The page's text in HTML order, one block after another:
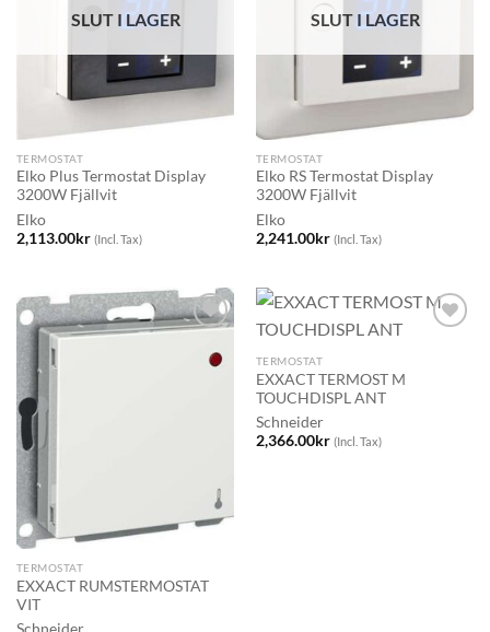
SLUT I LAGER
TERMOSTAT
Elko Plus Termostat Display
3200W Fjällvit
Elko
2,113.00kr (Incl. Tax)
SLUT I LAGER
TERMOSTAT
Elko RS Termostat Display
3200W Fjällvit
Elko
2,241.00kr (Incl. Tax)
TERMOSTAT
EXXACT RUMSTERMOSTAT
VIT
TERMOSTAT
EXXACT TERMOST M
TOUCHDISPL ANT
Schneider
2,366.00kr (Incl. Tax)